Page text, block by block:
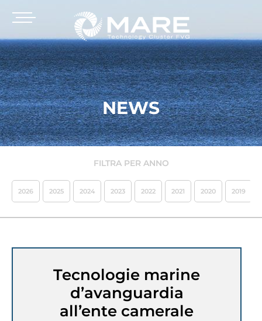
NEWS
FILTRA PER ANNO
2026 2025 2024 2023 2022 2021 2020 2019
Tecnologie marine
d’avanguardia
all’ente camerale